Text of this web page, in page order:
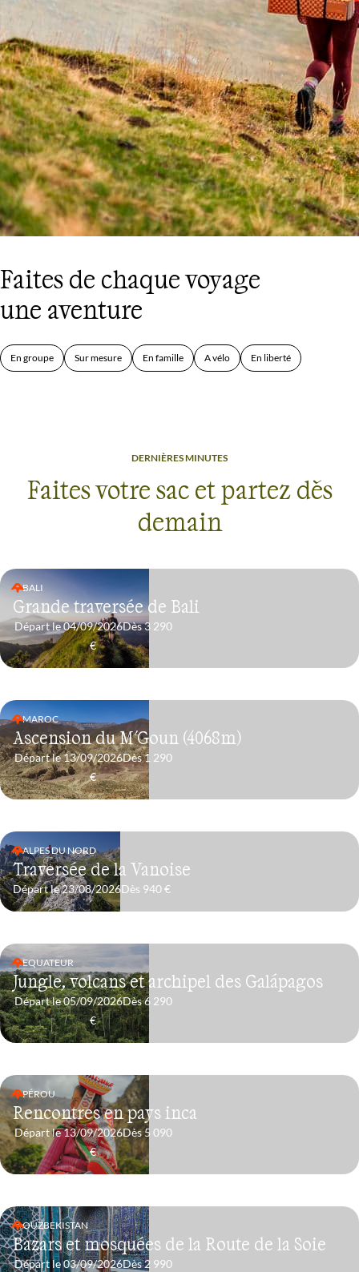
Faites de chaque voyage
une aventure
En groupe Sur mesure En famille A vélo En liberté
DERNIÈRES MINUTES
Faites votre sac et partez dès
demain
BALI
Grande traversée de Bali
Départ le 04/09/2026Dès 3 290
€
MAROC
Ascension du M'Goun (4068m)
Départ le 13/09/2026Dès 1 290
€
ALPES DU NORD
Traversée de la Vanoise
Départ le 23/08/2026 Dès 940 €
EQUATEUR
Jungle, volcans et archipel des Galápagos
Départ le 05/09/2026Dès 6 290
€
PÉROU
Rencontres en pays inca
Départ le 13/09/2026Dès 5 090
€
OUZBEKISTAN
Bazars et mosquées de la Route de la Soie
Départ le 03/09/2026Dès 2 990